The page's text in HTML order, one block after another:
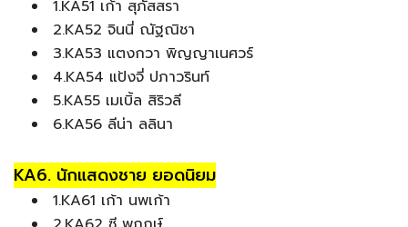
1.KA51 เก้า สุภัสสรา
2.KA52 จินนี่ ณัฐณิชา
3.KA53 แตงกวา พิญญาเนศวร์
4.KA54 แป้งจี่ ปภาวรินท์
5.KA55 เมเบิ้ล สิริวลี
6.KA56 ลีน่า ลลินา
KA6. นักแสดงชาย ยอดนิยม
1.KA61 เก้า นพเก้า